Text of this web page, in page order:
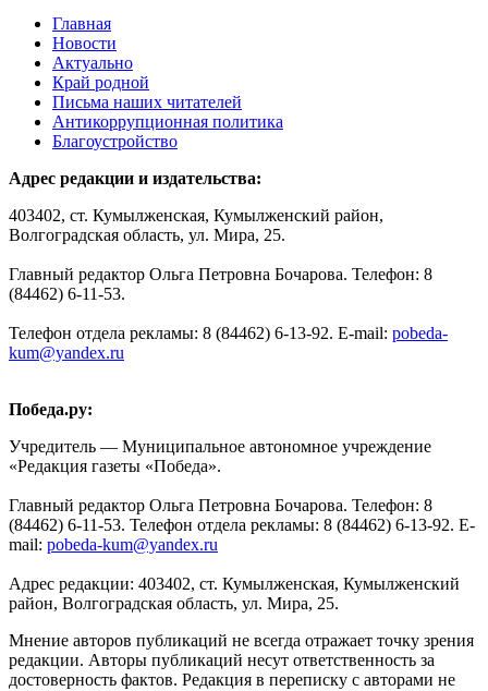
Главная
Новости
Актуально
Край родной
Письма наших читателей
Антикоррупционная политика
Благоустройство
Адрес редакции и издательства:
403402, ст. Кумылженская, Кумылженский район,
Волгоградская область, ул. Мира, 25.
Главный редактор Ольга Петровна Бочарова. Телефон: 8
(84462) 6-11-53.
Телефон отдела рекламы: 8 (84462) 6-13-92. E-mail: pobeda-
kum@yandex.ru
Победа.ру:
Учредитель — Муниципальное автономное учреждение
«Редакция газеты «Победа».
Главный редактор Ольга Петровна Бочарова. Телефон: 8
(84462) 6-11-53. Телефон отдела рекламы: 8 (84462) 6-13-92. E-
mail: pobeda-kum@yandex.ru
Адрес редакции: 403402, ст. Кумылженская, Кумылженский
район, Волгоградская область, ул. Мира, 25.
Мнение авторов публикаций не всегда отражает точку зрения
редакции. Авторы публикаций несут ответственность за
достоверность фактов. Редакция в переписку с авторами не